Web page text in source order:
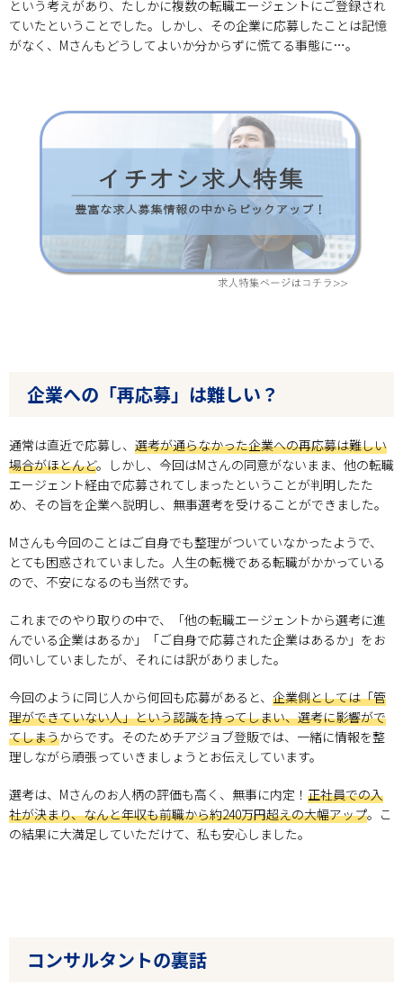
という考えがあり、たしかに複数の転職エージェントにご登録され
ていたということでした。しかし、その企業に応募したことは記憶
がなく、Mさんもどうしてよいか分からずに慌てる事態に…。
企業への「再応募」は難しい？
通常は直近で応募し、 選考が通らなかった企業への再応募は難しい
場合がほとんど。しかし、今回はMさんの同意がないまま、他の転職
エージェント経由で応募されてしまったということが判明したた
め、その旨を企業へ説明し、無事選考を受けることができました。
Mさんも今回のことはご自身でも整理がついていなかったようで、
とても困惑されていました。人生の転機である転職がかかっている
ので、不安になるのも当然です。
これまでのやり取りの中で、「他の転職エージェントから選考に進
んでいる企業はあるか」「ご自身で応募された企業はあるか」をお
伺いしていましたが、それには訳がありました。
今回のように同じ人から何回も応募があると、 企業側としては「管
理ができていない人」という認識を持ってしまい、選考に影響がで
てしまうからです。そのためチアジョブ登販では、一緒に情報を整
理しながら頑張っていきましょうとお伝えしています。
選考は、Mさんのお人柄の評価も高く、無事に内定！ 正社員での入
社が決まり、なんと年収も前職から約240万円超えの大幅アップ。こ
の結果に大満足していただけて、私も安心しました。
コンサルタントの裏話